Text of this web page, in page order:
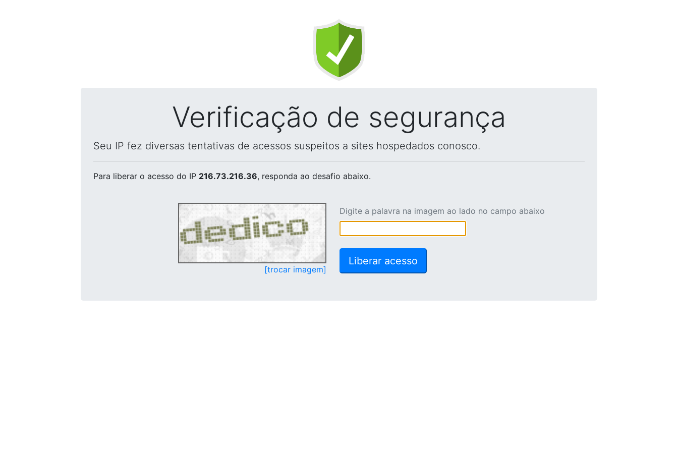
Verificação de segurança
Seu IP fez diversas tentativas de acessos suspeitos a sites hospedados conosco.
Para liberar o acesso do IP 216.73.216.36, responda ao desafio abaixo.
[trocar imagem]
Digite a palavra na imagem ao lado no campo abaixo